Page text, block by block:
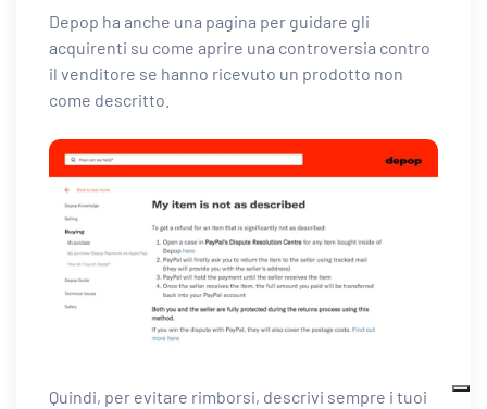
Depop ha anche una pagina per guidare gli
acquirenti su come aprire una controversia contro
il venditore se hanno ricevuto un prodotto non
come descritto.
Quindi, per evitare rimborsi, descrivi sempre i tuoi